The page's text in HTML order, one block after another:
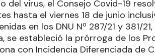
virus, el Consejo Covid-19
hasta el viernes 18 de junio
en los DNU Nº 287/21 y 381/
se estableció la prórroga de los
con Incidencia Diferenciada de